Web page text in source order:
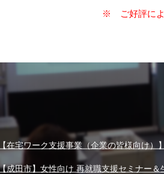
※ ご好評によ
【在宅ワーク支援事業（企業の皆様向け）
成田市】女性向け 再就職支援セミナー